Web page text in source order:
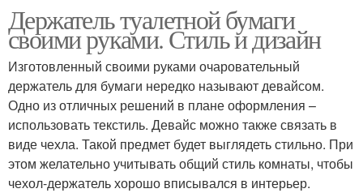
Держатель туалетной бумаги
своими руками. Стиль и дизайн
Изготовленный своими руками очаровательный
держатель для бумаги нередко называют девайсом.
Одно из отличных решений в плане оформления –
использовать текстиль. Девайс можно также связать в
виде чехла. Такой предмет будет выглядеть стильно. При
этом желательно учитывать общий стиль комнаты, чтобы
чехол-держатель хорошо вписывался в интерьер.